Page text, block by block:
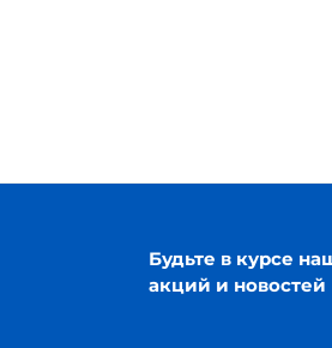
Будьте в курсе
акций и новостей